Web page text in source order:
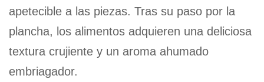
apetecible a las piezas. Tras su paso por la
plancha, los alimentos adquieren una deliciosa
textura crujiente y un aroma ahumado
embriagador.